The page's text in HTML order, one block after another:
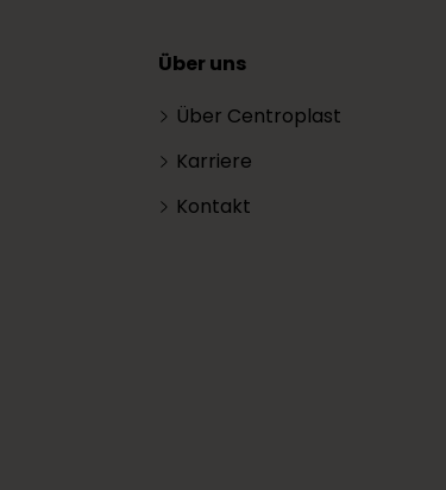
Über uns
Über Centroplast
Karriere
Kontakt